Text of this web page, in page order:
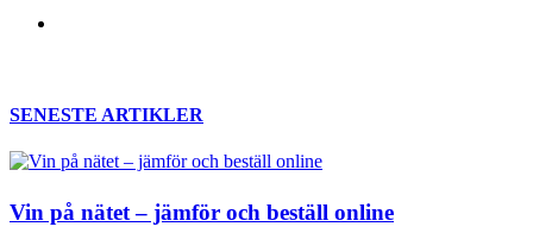
SENESTE ARTIKLER
Vin på nätet – jämför och beställ online